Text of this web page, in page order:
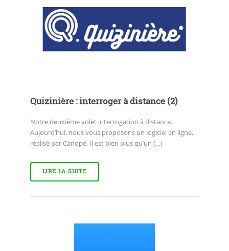
Quizinière : interroger à distance (2)
Notre deuxième volet interrogation à distance.
Aujourd’hui, nous vous proposons un logiciel en ligne,
réalisé par Canopé. Il est bien plus qu’un (…)
LIRE LA SUITE